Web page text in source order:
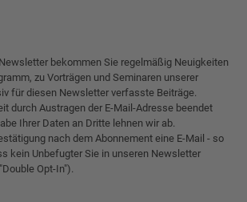
Newsletter bekommen Sie regelmäßig Neuigkeiten
zu Vorträgen und Seminaren unserer
für diesen Newsletter verfasste Beiträge.
durch Austragen der E-Mail-Adresse beendet
Ihrer Daten an Dritte lehnen wir ab.
nach dem Abonnement eine E-Mail - so
kein Unbefugter Sie in unseren Newsletter
Opt-In").